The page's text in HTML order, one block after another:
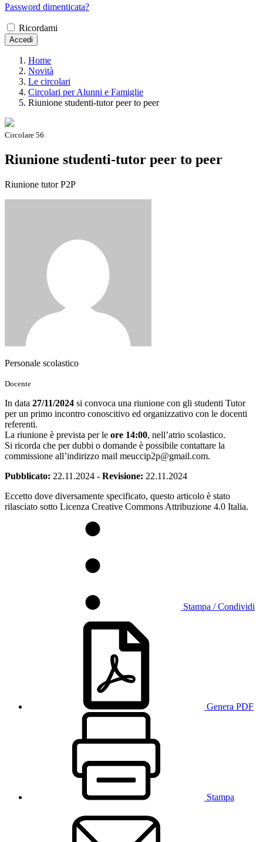
Password dimenticata?
Ricordami
Accedi
Home
Novità
Le circolari
Circolari per Alunni e Famiglie
Riunione studenti-tutor peer to peer
Circolare 56
Riunione studenti-tutor peer to peer
Riunione tutor P2P
Personale scolastico
Docente
In data 27/11/2024 si convoca una riunione con gli studenti Tutor
per un primo incontro conoscitivo ed organizzativo con le docenti
referenti.
La riunione è prevista per le ore 14:00, nell’atrio scolastico.
Si ricorda che per dubbi o domande è possibile contattare la
commissione all’indirizzo mail meuccip2p@gmail.com.
Pubblicato: 22.11.2024 - Revisione: 22.11.2024
Eccetto dove diversamente specificato, questo articolo è stato
rilasciato sotto Licenza Creative Commons Attribuzione 4.0 Italia.
Stampa / Condividi
Genera PDF
Stampa